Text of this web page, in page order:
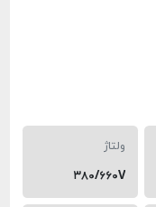
ولتاژ
۳۸۰/۶۶۰V